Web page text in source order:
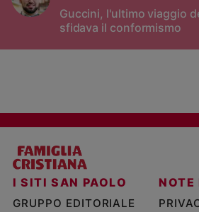
Guccini, l'ultimo viaggio
sfidava il conformismo
I SITI SAN PAOLO
GRUPPO EDITORIALE
NOTE